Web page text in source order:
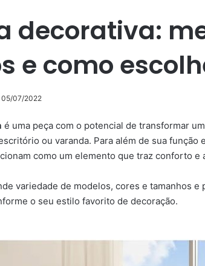
decorativa:
e como
05/07/2022
é uma peça com o potencial de transformar
ou varanda. Para além de sua função
como um elemento que traz conforto e
variedade de modelos, cores e tamanhos e
o seu estilo favorito de decoração.